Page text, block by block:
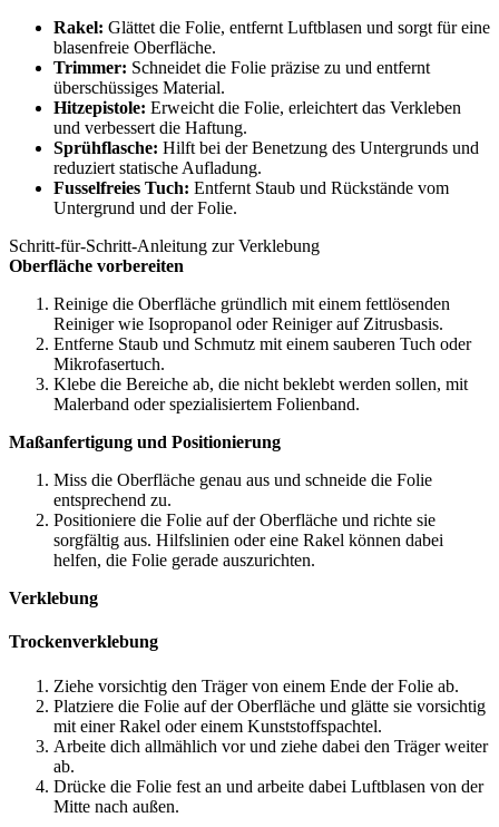
Rakel: Glättet die Folie, entfernt Luftblasen und sorgt für eine
blasenfreie Oberfläche.
Trimmer: Schneidet die Folie präzise zu und entfernt
überschüssiges Material.
Hitzepistole: Erweicht die Folie, erleichtert das Verkleben
und verbessert die Haftung.
Sprühflasche: Hilft bei der Benetzung des Untergrunds und
reduziert statische Aufladung.
Fusselfreies Tuch: Entfernt Staub und Rückstände vom
Untergrund und der Folie.
Schritt-für-Schritt-Anleitung zur Verklebung
Oberfläche vorbereiten
Reinige die Oberfläche gründlich mit einem fettlösenden
Reiniger wie Isopropanol oder Reiniger auf Zitrusbasis.
Entferne Staub und Schmutz mit einem sauberen Tuch oder
Mikrofasertuch.
Klebe die Bereiche ab, die nicht beklebt werden sollen, mit
Malerband oder spezialisiertem Folienband.
Maßanfertigung und Positionierung
Miss die Oberfläche genau aus und schneide die Folie
entsprechend zu.
Positioniere die Folie auf der Oberfläche und richte sie
sorgfältig aus. Hilfslinien oder eine Rakel können dabei
helfen, die Folie gerade auszurichten.
Verklebung
Trockenverklebung
Ziehe vorsichtig den Träger von einem Ende der Folie ab.
Platziere die Folie auf der Oberfläche und glätte sie vorsichtig
mit einer Rakel oder einem Kunststoffspachtel.
Arbeite dich allmählich vor und ziehe dabei den Träger weiter
ab.
Drücke die Folie fest an und arbeite dabei Luftblasen von der
Mitte nach außen.